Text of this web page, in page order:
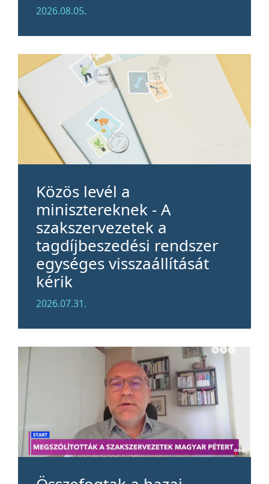
2026.08.05.
Közös levél a
minisztereknek - A
szakszervezetek a
tagdíjbeszedési rendszer
egységes visszaállítását
kérik
2026.07.31.